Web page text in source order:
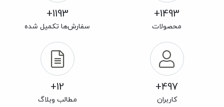
1493+
محصولات
1193+
سفارش‌ها تکمیل شده
497+
کاربران
12+
مطالب وبلاگ